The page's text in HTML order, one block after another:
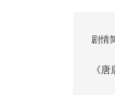
剧情
《